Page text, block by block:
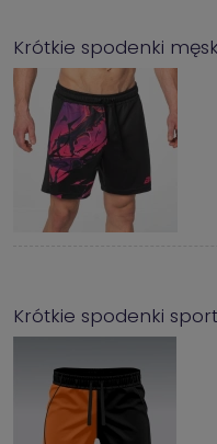
Krótkie spodenki
Krótkie spodenki